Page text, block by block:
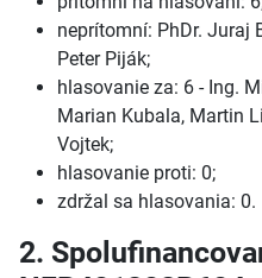
neprítomní: PhDr. Juraj
Peter Piják;
hlasovanie za: 6 - Ing.
Marian Kubala, Martin
Vojtek;
hlasovanie proti: 0;
zdržal sa hlasovania: 0.
2.